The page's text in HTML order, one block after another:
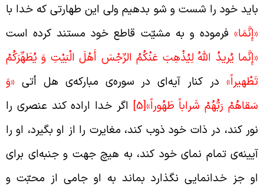
خود را شست و شو بدهیم ولی این طهارتی که خدا با
فرموده و به مشیّت قاطع خود مستند کرده است
يُريدُ اللَّهُ لِيُذْهِبَ عَنْكُمُ الرِّجْسَ أَهْلَ الْبَيْتِ وَ يُطَهِّرَكُمْ
در کنار آیه‌ای در سوره‌ی مبارکه‌ی هل أتی«وَ
رَبُّهُمْ شَراباً طَهُوراً»[5]
اگر خدا اراده کند عنصری را
کند، در ذات خود ذوب کند، مغایرت را از او بگیرد، او را
تمام نمای خود کند، به هیچ جهت و جنبه‌ای برای
جز خدانمایی نگذارد بماند به او جامی از محبّت و